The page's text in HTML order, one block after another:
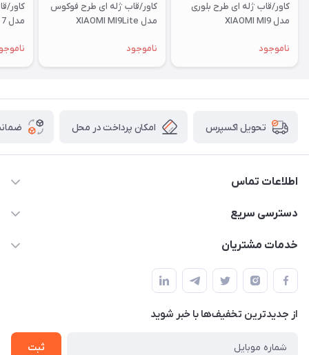
کاور/قاب ژله ای طرح بلوری
مدل XIAOMI MI9
ناموجود
کاور/قاب ژله ای طرح فوکوس
مدل XIAOMI MI9Lite
ناموجود
کاور/
مدل XIAOMI RM 7
تحویل اکسپرس امکان پرداخت در محل
اطلاعات تماس
09332394024-09120346631
دسترسی سریع
حساب کاربری
لیست محصولات
درباره ما
خدمات مشتریان
قوانین و مقررات
حریم خصوصی
راهنما
از جدید‌ترین تخفیف‌ها با‌ خبر شوید
ثبت